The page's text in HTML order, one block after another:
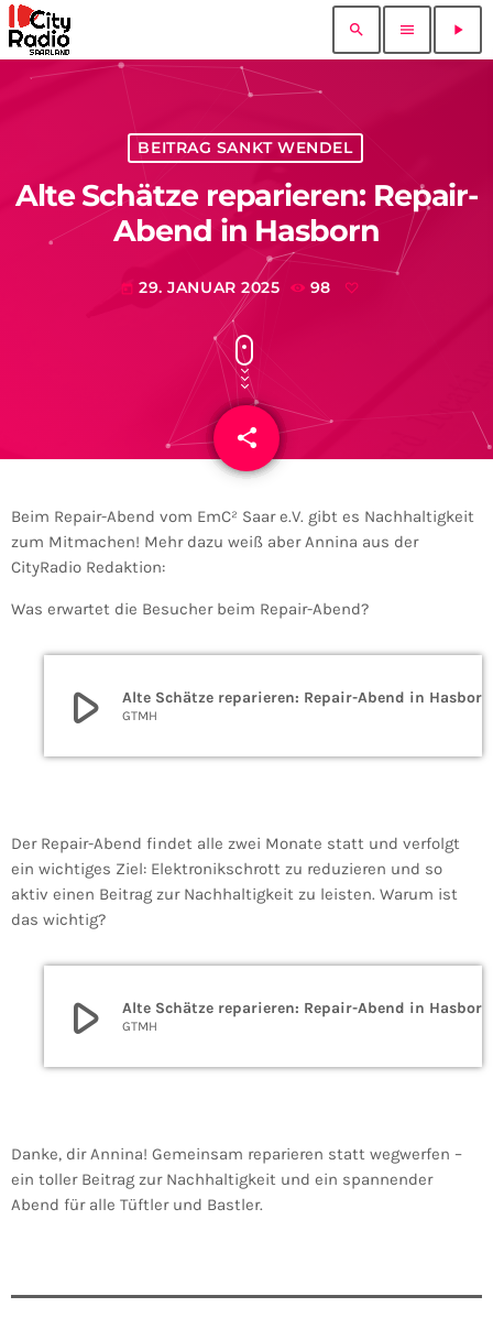
search menu play_arrow
BEITRAG SANKT WENDEL
Alte Schätze reparieren: Repair-
Abend in Hasborn
today 29. JANUAR 2025 98
share
email
Beim Repair-Abend vom EmC² Saar e.V. gibt es Nachhaltigkeit
zum Mitmachen! Mehr dazu weiß aber Annina aus der
CityRadio Redaktion:
Was erwartet die Besucher beim Repair-Abend?
play_arrow Alte Schätze reparieren: Repair-Abend in Hasborn
GTMH
Der Repair-Abend findet alle zwei Monate statt und verfolgt
ein wichtiges Ziel: Elektronikschrott zu reduzieren und so
aktiv einen Beitrag zur Nachhaltigkeit zu leisten. Warum ist
das wichtig?
play_arrow Alte Schätze reparieren: Repair-Abend in Hasborn
GTMH
Danke, dir Annina! Gemeinsam reparieren statt wegwerfen –
ein toller Beitrag zur Nachhaltigkeit und ein spannender
Abend für alle Tüftler und Bastler.